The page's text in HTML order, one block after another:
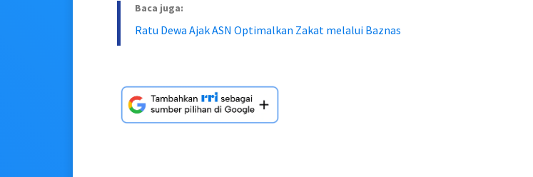
Baca juga:
Ratu Dewa Ajak ASN Optimalkan Zakat melalui Baznas